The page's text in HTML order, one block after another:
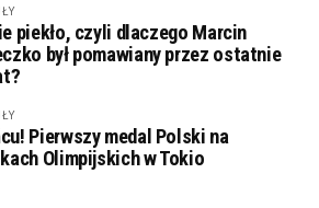
piekło, czyli dlaczego Marcin
był pomawiany przez ostatnie
Pierwszy medal Polski na
Olimpijskich w Tokio